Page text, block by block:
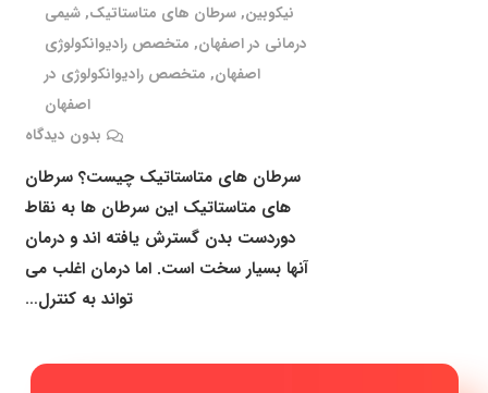
نیکوبین,سرطان های متاستاتیک,شیمی
درمانی در اصفهان, متخصص رادیوانکولوژی
اصفهان, متخصص رادیوانکولوژی در
اصفهان
بدون دیدگاه
سرطان های متاستاتیک چیست؟ سرطان
های متاستاتیک این سرطان ها به نقاط
دوردست بدن گسترش یافته اند و درمان
آنها بسیار سخت است. اما درمان اغلب می
تواند به کنترل…